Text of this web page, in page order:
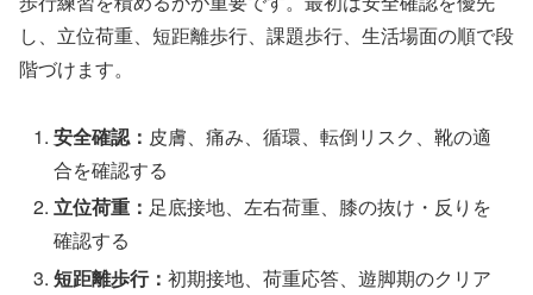
し、立位荷重、短距離歩行、課題歩行、生活場面の順で段
階づけます。
安全確認： 皮膚、痛み、循環、転倒リスク、靴の適
合を確認する
立位荷重： 足底接地、左右荷重、膝の抜け・反りを
確認する
短距離歩行：初期接地、荷重応答、遊脚期のクリア